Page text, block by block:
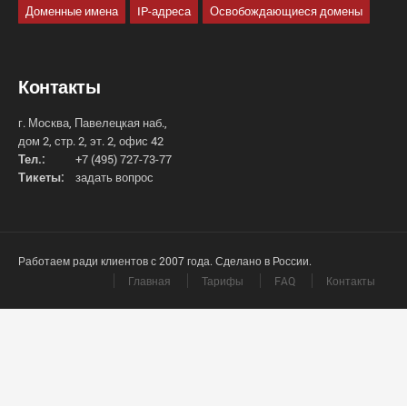
Доменные имена IP-адреса Освобождающиеся домены
Контакты
г. Москва, Павелецкая наб.,
дом 2, стр. 2, эт. 2, офис 42
Тел.:
+7 (495) 727-73-77
Тикеты:
задать вопрос
Работаем ради клиентов с 2007 года. Сделано в России.
Главная
Тарифы FAQ Контакты